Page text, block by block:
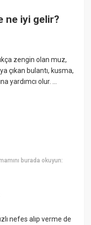
ne iyi gelir?
zengin olan muz,
çıkan bulantı, kusma,
yardımcı olur. ...
burada okuyun:
nefes alıp verme de